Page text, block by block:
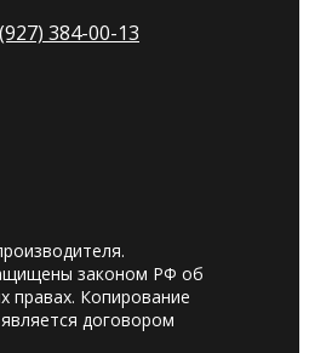
384-00-13
законом РФ об
правах. Копирование
договором